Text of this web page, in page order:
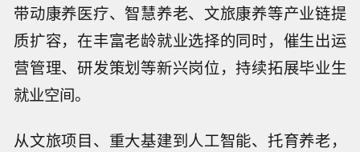
带动康养医疗、智慧养老、文旅康养等产业链提
质扩容，在丰富老龄就业选择的同时，催生出运
营管理、研发策划等新兴岗位，持续拓展毕业生
就业空间。
从文旅项目、重大基建到人工智能、托育养老，